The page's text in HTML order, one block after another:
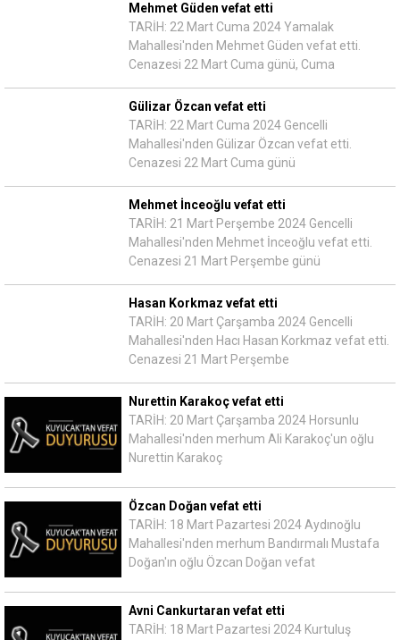
Mehmet Güden vefat etti
TARİH: 22 Mart Cuma 2024 Yamalak
Mahallesi'nden Mehmet Güden vefat etti.
Cenazesi 22 Mart Cuma günü, Cuma
Gülizar Özcan vefat etti
TARİH: 22 Mart Cuma 2024 Gencelli
Mahallesi'nden Gülizar Özcan vefat etti.
Cenazesi 22 Mart Cuma günü
Mehmet İnceoğlu vefat etti
TARİH: 21 Mart Perşembe 2024 Gencelli
Mahallesi'nden Mehmet İnceoğlu vefat etti.
Cenazesi 21 Mart Perşembe günü
Hasan Korkmaz vefat etti
TARİH: 20 Mart Çarşamba 2024 Gencelli
Mahallesi'nden Hacı Hasan Korkmaz vefat etti.
Cenazesi 21 Mart Perşembe
Nurettin Karakoç vefat etti
TARİH: 20 Mart Çarşamba 2024 Horsunlu
Mahallesi'nden merhum Ali Karakoç'un oğlu
Nurettin Karakoç
Özcan Doğan vefat etti
TARİH: 18 Mart Pazartesi 2024 Aydınoğlu
Mahallesi'nden merhum Bandırmalı Mustafa
Doğan'ın oğlu Özcan Doğan vefat
Avni Cankurtaran vefat etti
TARİH: 18 Mart Pazartesi 2024 Kurtuluş